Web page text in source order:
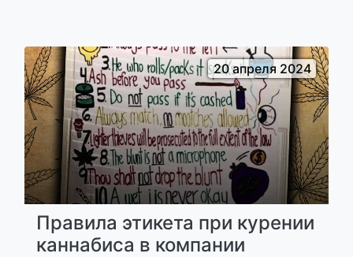
20 апреля 2024
Правила этикета при курении
каннабиса в компании